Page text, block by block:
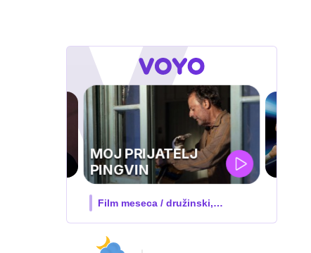
UEFA
SUPERPOKAL
V živo na VOYO: sreda ob 20.30